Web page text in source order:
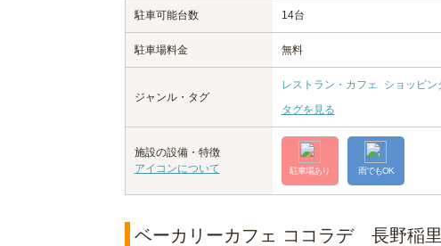
駐車可能台数 14台
駐車場料金 無料
ジャンル・タグ
レストラン・カフェ
ショッピン
タグを見る
施設の設備・特徴
アイコンについて
駐車場あり 雨でもOK
ベーカリーカフェ ココラデ 長野稲